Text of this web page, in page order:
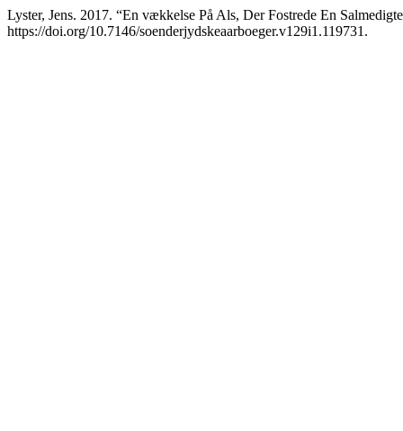
Lyster, Jens. 2017. “En vækkelse På Als, Der Fostrede En
https://doi.org/10.7146/soenderjydskeaarboeger.v129i1.119731.